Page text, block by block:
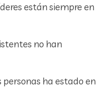
están siempre en
no han
ha estado en